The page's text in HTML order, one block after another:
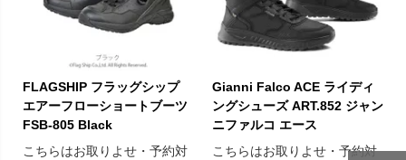
FLAGSHIP フラッグシップ
エアーフローショートブーツ
FSB-805 Black
こちらはお取りよせ・予約対
Gianni Falco ACE ライディ
ングシューズ ART.852 ジャン
ニファルコ エース
こちらはお取りよせ・予約対